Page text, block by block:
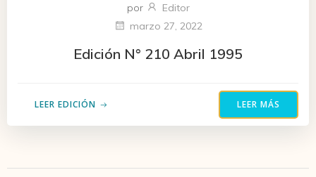
por
Editor
marzo 27, 2022
Edición N° 210 Abril 1995
LEER EDICIÓN LEER MÁS